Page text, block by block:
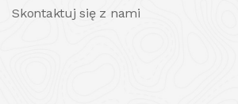
Skontaktuj się z nami